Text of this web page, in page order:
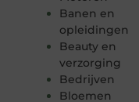
Banen en
opleidingen
Beauty en
verzorging
Bedrijven
Bloemen